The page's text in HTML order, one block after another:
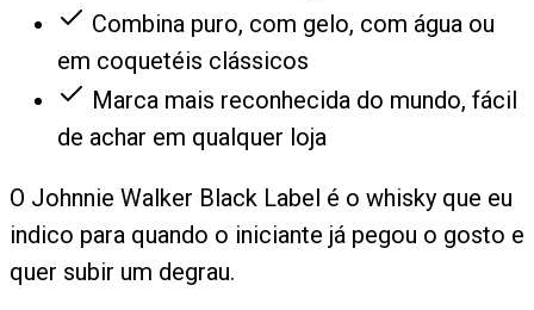
Combina puro, com gelo, com água ou
em coquetéis clássicos
Marca mais reconhecida do mundo, fácil
de achar em qualquer loja
O Johnnie Walker Black Label é o whisky que eu
indico para quando o iniciante já pegou o gosto e
quer subir um degrau.